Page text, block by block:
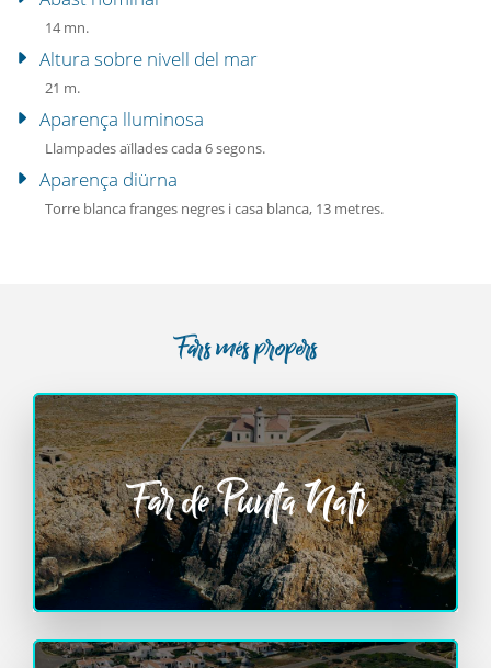
14 mn.
Altura sobre nivell del mar
21 m.
Aparença lluminosa
Llampades aïllades cada 6 segons.
Aparença diürna
Torre blanca franges negres i casa blanca, 13 metres.
Fars més propers
Far de Punta Nati